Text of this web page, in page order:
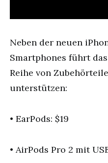
Neben der neuen
Smartphones führt
Reihe von
unterstützen:
• EarPods: $19
• AirPods Pro 2 mit